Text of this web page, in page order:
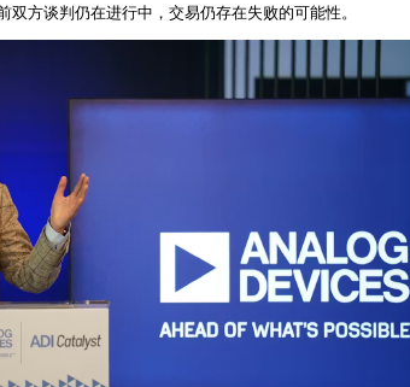
双方谈判仍在进行中，交易仍存在失败的可能性。